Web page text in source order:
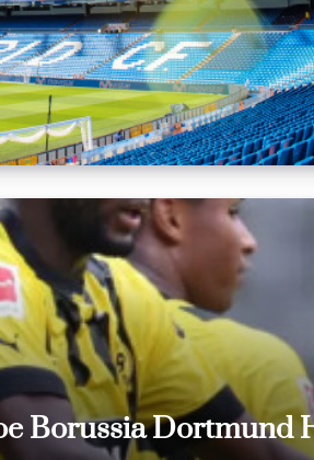
Borussia Dortmund